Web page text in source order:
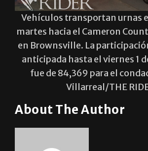
Vehículos transportan urnas
martes hacia el Cameron
en Brownsville. La
anticipada hasta el viernes 1
fue de 84,369 para el
Villarreal/THE
About The Author